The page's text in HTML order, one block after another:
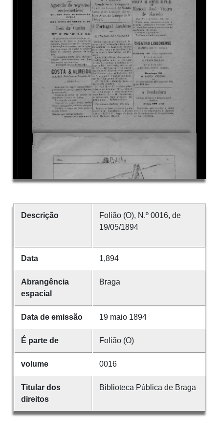
Descrição
Folião (O), N.º 0016, de
19/05/1894
Data 1,894
Abrangência
espacial
Braga
Data de emissão 19 maio 1894
É parte de Folião (O)
volume 0016
Titular dos
direitos
Biblioteca Pública de Braga